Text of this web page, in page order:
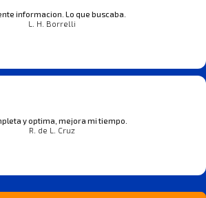
informacion. Lo que buscaba.
L. H. Borrelli
y optima, mejora mi tiempo.
R. de L. Cruz